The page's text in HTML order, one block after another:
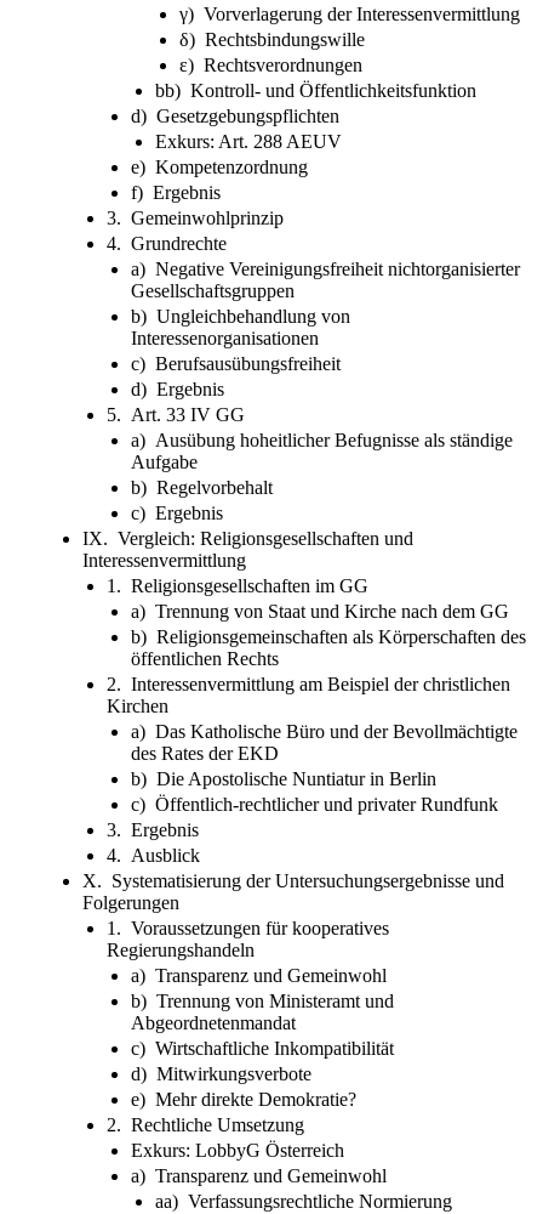
γ) Vorverlagerung der Interessenvermittlung
δ) Rechtsbindungswille
ε) Rechtsverordnungen
bb) Kontroll- und Öffentlichkeitsfunktion
d) Gesetzgebungspflichten
Exkurs: Art. 288 AEUV
e) Kompetenzordnung
f) Ergebnis
3. Gemeinwohlprinzip
4. Grundrechte
a) Negative Vereinigungsfreiheit nichtorganisierter
Gesellschaftsgruppen
b) Ungleichbehandlung von
Interessenorganisationen
c) Berufsausübungsfreiheit
d) Ergebnis
5. Art. 33 IV GG
a) Ausübung hoheitlicher Befugnisse als ständige
Aufgabe
b) Regelvorbehalt
c) Ergebnis
IX. Vergleich: Religionsgesellschaften und
Interessenvermittlung
1. Religionsgesellschaften im GG
a) Trennung von Staat und Kirche nach dem GG
b) Religionsgemeinschaften als Körperschaften des
öffentlichen Rechts
2. Interessenvermittlung am Beispiel der christlichen
Kirchen
a) Das Katholische Büro und der Bevollmächtigte
des Rates der EKD
b) Die Apostolische Nuntiatur in Berlin
c) Öffentlich-rechtlicher und privater Rundfunk
3. Ergebnis
4. Ausblick
X. Systematisierung der Untersuchungsergebnisse und
Folgerungen
1. Voraussetzungen für kooperatives
Regierungshandeln
a) Transparenz und Gemeinwohl
b) Trennung von Ministeramt und
Abgeordnetenmandat
c) Wirtschaftliche Inkompatibilität
d) Mitwirkungsverbote
e) Mehr direkte Demokratie?
2. Rechtliche Umsetzung
Exkurs: LobbyG Österreich
a) Transparenz und Gemeinwohl
aa) Verfassungsrechtliche Normierung